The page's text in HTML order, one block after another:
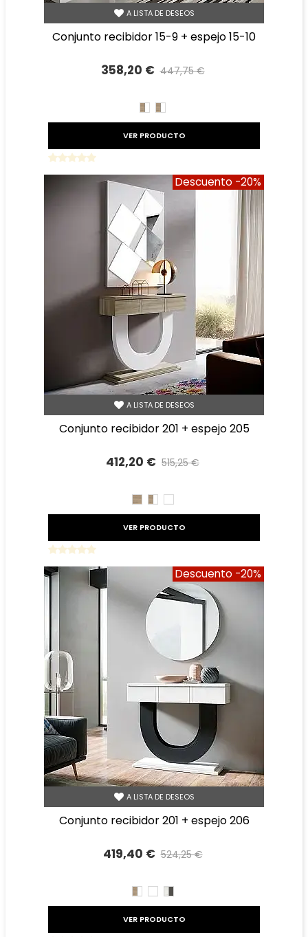
A LISTA DE DESEOS
conjunto recibidor 15-9 + espejo 15-10
358,20 € 447,75 €
CAMBRIAN/BLANCO
BLANCO/CAMBRIAN
VER PRODUCTO
Descuento -20%
A LISTA DE DESEOS
conjunto recibidor 201 + espejo 205
412,20 € 515,25 €
CAMBRIAN
CAMBRIAN/BLANCO
BLANCO
VER PRODUCTO
Descuento -20%
A LISTA DE DESEOS
conjunto recibidor 201 + espejo 206
419,40 € 524,25 €
CAMBRIAN/BLANCO
BLANCO
TIBET
VER PRODUCTO